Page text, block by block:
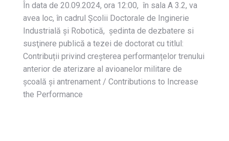
În data de 20.09.2024, ora 12:00, în sala A 3.2, va
avea loc, în cadrul Școlii Doctorale de Inginerie
Industrială și Robotică, ședinta de dezbatere si
susţinere publică a tezei de doctorat cu titlul:
Contribuții privind creșterea performanțelor trenului
anterior de aterizare al avioanelor militare de
școală și antrenament / Contributions to Increase
the Performance